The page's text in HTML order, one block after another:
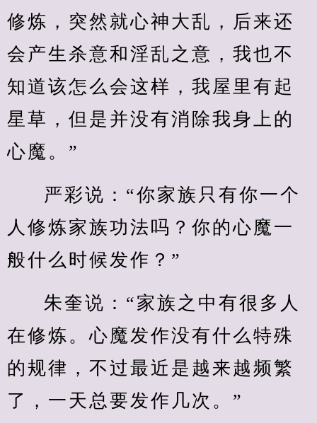
修炼，突然就心神大乱，后来还
会产生杀意和淫乱之意，我也不
知道该怎么会这样，我屋里有起
星草，但是并没有消除我身上的
心魔。”
严彩说：“你家族只有你一个
人修炼家族功法吗？你的心魔一
般什么时候发作？”
朱奎说：“家族之中有很多人
在修炼。心魔发作没有什么特殊
的规律，不过最近是越来越频繁
了，一天总要发作几次。”